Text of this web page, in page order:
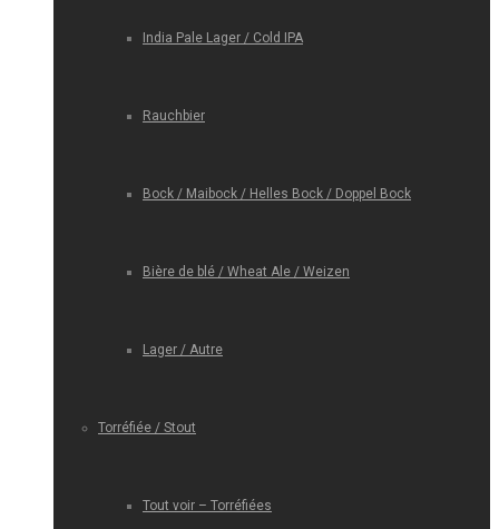
India Pale Lager / Cold IPA
Rauchbier
Bock / Maibock / Helles Bock / Doppel Bock
Bière de blé / Wheat Ale / Weizen
Lager / Autre
Torréfiée / Stout
Tout voir – Torréfiées